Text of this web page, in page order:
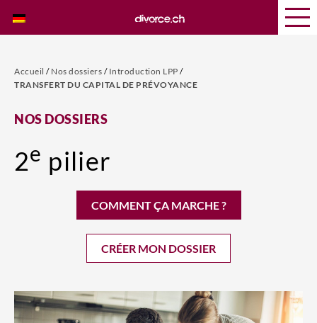
Accueil / Nos dossiers / Introduction LPP /
TRANSFERT DU CAPITAL DE PRÉVOYANCE
NOS DOSSIERS
2e pilier
COMMENT ÇA MARCHE ?
CRÉER MON DOSSIER